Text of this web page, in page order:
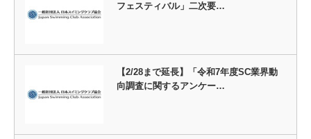
フェスティバル」二次要…
【2/28まで延長】「令和7年度SC業界動
向調査に関するアンケー…